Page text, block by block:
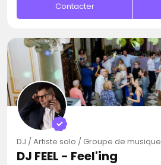
Contacter
DJ / Artiste solo / Groupe de musique
DJ FEEL - Feel'ing